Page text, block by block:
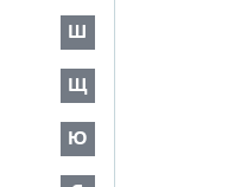
Ш
Щ
Ю